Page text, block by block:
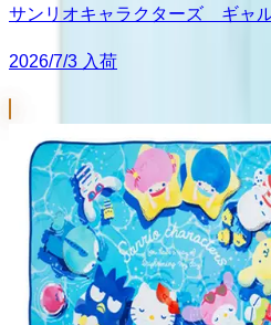
サンリオキャラクターズ ギャ
2026/7/3 入荷